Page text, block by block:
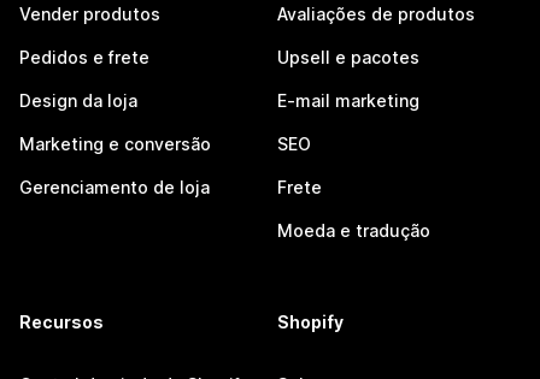
Vender produtos
Pedidos e frete
Design da loja
Marketing e conversão
Gerenciamento de loja
Avaliações de produtos
Upsell e pacotes
E-mail marketing
SEO
Frete
Moeda e tradução
Recursos Shopify